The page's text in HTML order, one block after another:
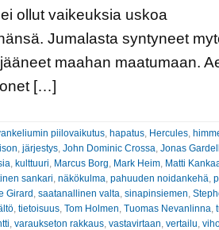
ollut vaikeuksia uskoa
Jumalasta syntyneet
maahan maatumaan.
[…]
piilovaikutus, hapatus, Hercules,
järjestys, John Dominic Crossa Jonas Gardell
kulttuuri Marcus Borg Mark Heim, Matti
sankari näkökulma pahuuden noidankehä
Girard saatanallinen valta sinapinsiemen
, tietoisuus, Tom Holmen Tuomas Nevanlinna
varaukseton rakkaus, vastavirtaan vertailu